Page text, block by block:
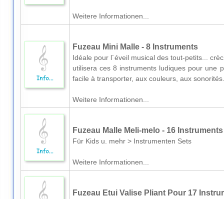
Weitere Informationen...
Fuzeau Mini Malle - 8 Instruments
Idéale pour l´éveil musical des tout-petits...
utilisera ces 8 instruments ludiques pour une
facile à transporter, aux couleurs, aux
Weitere Informationen...
Fuzeau Malle Meli-melo - 16 Instruments
Für Kids u. mehr > Instrumenten Sets
Weitere Informationen...
Fuzeau Etui Valise Pliant Pour 17